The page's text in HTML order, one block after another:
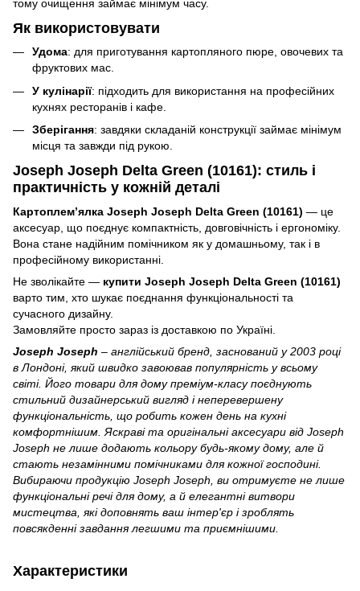
тому очищення займає мінімум часу.
Як використовувати
Удома: для приготування картопляного пюре, овочевих та
фруктових мас.
У кулінарії: підходить для використання на професійних
кухнях ресторанів і кафе.
Зберігання: завдяки складаній конструкції займає мінімум
місця та завжди під рукою.
Joseph Joseph Delta Green (10161): стиль і
практичність у кожній деталі
Картоплем’ялка Joseph Joseph Delta Green (10161) — це
аксесуар, що поєднує компактність, довговічність і ергономіку.
Вона стане надійним помічником як у домашньому, так і в
професійному використанні.
Не зволікайте — купити Joseph Joseph Delta Green (10161)
варто тим, хто шукає поєднання функціональності та
сучасного дизайну.
Замовляйте просто зараз із доставкою по Україні.
Joseph Joseph – англійський бренд, заснований у 2003 році
в Лондоні, який швидко завоював популярність у всьому
світі. Його товари для дому преміум-класу поєднують
стильний дизайнерський вигляд і неперевершену
функціональність, що робить кожен день на кухні
комфортнішим. Яскраві та оригінальні аксесуари від Joseph
Joseph не лише додають кольору будь-якому дому, але й
стають незамінними помічниками для кожної господині.
Вибираючи продукцію Joseph Joseph, ви отримуєте не лише
функціональні речі для дому, а й елегантні витвори
мистецтва, які доповнять ваш інтер'єр і зроблять
повсякденні завдання легшими та приємнішими.
Характеристики